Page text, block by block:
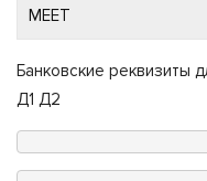
MEET
Банковские реквизиты
Д1 Д2